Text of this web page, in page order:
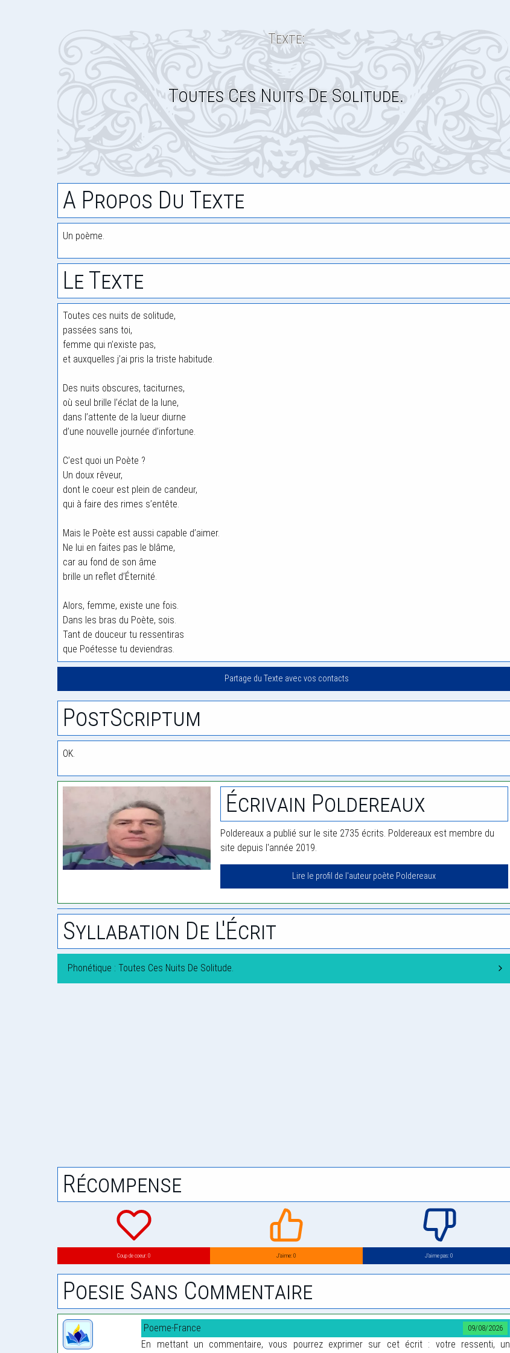
Texte:
Toutes Ces Nuits De Solitude.
A Propos Du Texte
Un poème.
Le Texte
Toutes ces nuits de solitude,
passées sans toi,
femme qui n’existe pas,
et auxquelles j’ai pris la triste habitude.
Des nuits obscures, taciturnes,
où seul brille l’éclat de la lune,
dans l’attente de la lueur diurne
d’une nouvelle journée d’infortune.
C’est quoi un Poète ?
Un doux rêveur,
dont le coeur est plein de candeur,
qui à faire des rimes s’entête.
Mais le Poète est aussi capable d’aimer.
Ne lui en faites pas le blâme,
car au fond de son âme
brille un reflet d’Éternité.
Alors, femme, existe une fois.
Dans les bras du Poète, sois.
Tant de douceur tu ressentiras
que Poétesse tu deviendras.
Partage du Texte avec vos contacts
PostScriptum
OK.
Écrivain Poldereaux
Poldereaux a publié sur le site 2735 écrits. Poldereaux est membre du
site depuis l'année 2019.
Lire le profil de l'auteur poète Poldereaux
Syllabation De L'Écrit
Phonétique : Toutes Ces Nuits De Solitude.
Récompense
Coup de coeur: 0 J’aime: 0 J’aime pas: 0
Poesie Sans Commentaire
09/08/2026
Poeme-France
En mettant un commentaire, vous pourrez exprimer sur cet écrit : votre ressenti, un